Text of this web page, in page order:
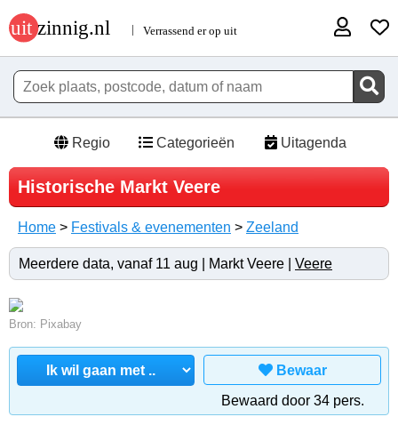
Regio Categorieën Uitagenda
Historische Markt Veere
Home > Festivals & evenementen > Zeeland
Meerdere data, vanaf 11 aug | Markt Veere | Veere
Bron: Pixabay
Bewaar
Bewaard door 34 pers.